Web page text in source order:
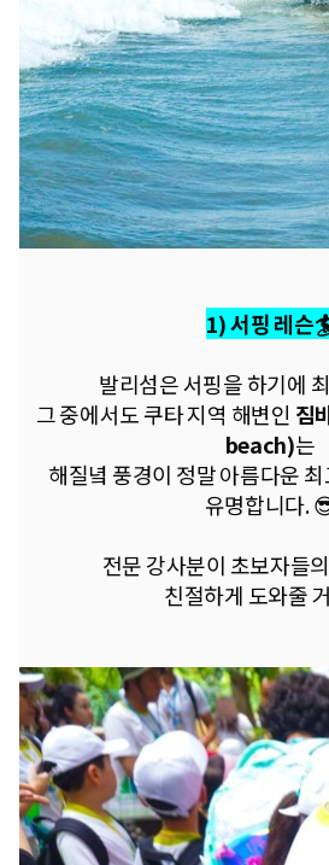
1) 서핑 레슨
발리섬은 서핑을 하기에
그 중에서도 쿠타 지역 해변인 짐
beach)는
해질녘 풍경이 정말 아름다운
유명합니다.
전문 강사분이 초보자들
친절하게 도와줄